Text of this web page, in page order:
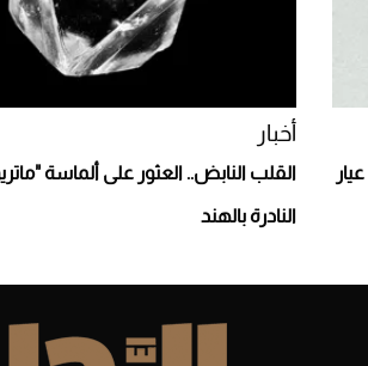
أخبار
القلب النابض.. العثور على ألماسة
النادرة بالهند